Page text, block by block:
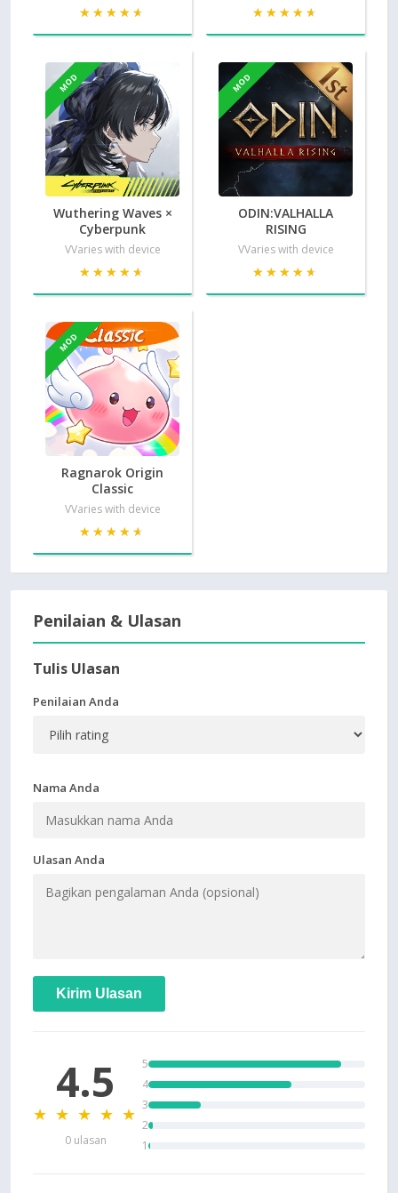
★★★★★
★★★★★ ★★★★★
★★★★★
MOD
Wuthering Waves ×
Cyberpunk
VVaries with device
★★★★★
★★★★★
MOD
ODIN:VALHALLA
RISING
VVaries with device
★★★★★
★★★★★
MOD
Ragnarok Origin
Classic
VVaries with device
★★★★★
★★★★★
Penilaian & Ulasan
Tulis Ulasan
Penilaian Anda
Nama Anda
Ulasan Anda
Kirim Ulasan
4.5
★ ★ ★ ★ ★
0 ulasan
5
4
3
2
1